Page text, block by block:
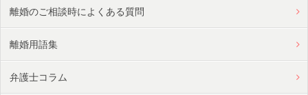
離婚のご相談時によくある質問
離婚用語集
弁護士コラム